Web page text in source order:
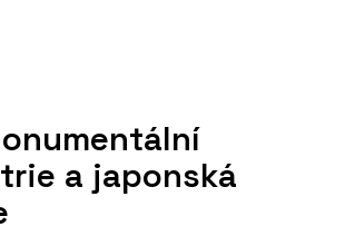
a japonská